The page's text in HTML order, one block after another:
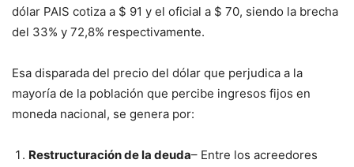
dólar PAIS cotiza a $ 91 y el oficial a $ 70, siendo la brecha
del 33% y 72,8% respectivamente.
Esa disparada del precio del dólar que perjudica a la
mayoría de la población que percibe ingresos fijos en
moneda nacional, se genera por:
Restructuración de la deuda– Entre los acreedores